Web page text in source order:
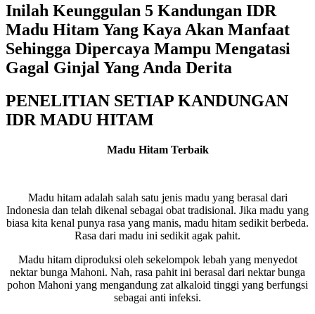
Inilah Keunggulan 5 Kandungan IDR
Madu Hitam Yang Kaya Akan Manfaat
Sehingga Dipercaya Mampu Mengatasi
Gagal Ginjal Yang Anda Derita
PENELITIAN SETIAP KANDUNGAN
IDR MADU HITAM
Madu Hitam Terbaik
Madu hitam adalah salah satu jenis madu yang berasal dari
Indonesia dan telah dikenal sebagai obat tradisional. Jika madu yang
biasa kita kenal punya rasa yang manis, madu hitam sedikit berbeda.
Rasa dari madu ini sedikit agak pahit.
Madu hitam diproduksi oleh sekelompok lebah yang menyedot
nektar bunga Mahoni. Nah, rasa pahit ini berasal dari nektar bunga
pohon Mahoni yang mengandung zat alkaloid tinggi yang berfungsi
sebagai anti infeksi.